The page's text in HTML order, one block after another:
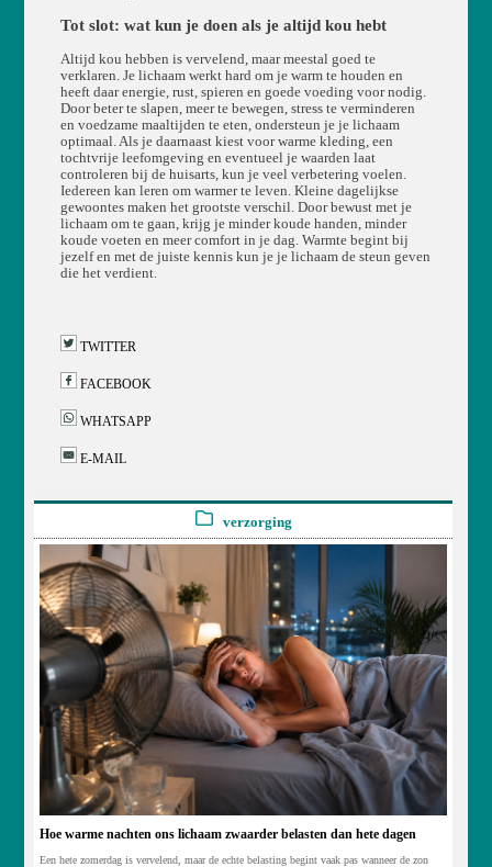
Tot slot: wat kun je doen als je altijd kou hebt
Altijd kou hebben is vervelend, maar meestal goed te
verklaren. Je lichaam werkt hard om je warm te houden en
heeft daar energie, rust, spieren en goede voeding voor nodig.
Door beter te slapen, meer te bewegen, stress te verminderen
en voedzame maaltijden te eten, ondersteun je je lichaam
optimaal. Als je daarnaast kiest voor warme kleding, een
tochtvrije leefomgeving en eventueel je waarden laat
controleren bij de huisarts, kun je veel verbetering voelen.
Iedereen kan leren om warmer te leven. Kleine dagelijkse
gewoontes maken het grootste verschil. Door bewust met je
lichaam om te gaan, krijg je minder koude handen, minder
koude voeten en meer comfort in je dag. Warmte begint bij
jezelf en met de juiste kennis kun je je lichaam de steun geven
die het verdient.
TWITTER
FACEBOOK
WHATSAPP
E-MAIL
verzorging
Hoe warme nachten ons lichaam zwaarder belasten dan hete dagen
Een hete zomerdag is vervelend, maar de echte belasting begint vaak pas wanneer de zon